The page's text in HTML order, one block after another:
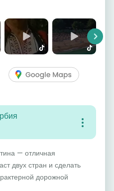
Next
— отличная
двух стран и сделать
дорожной